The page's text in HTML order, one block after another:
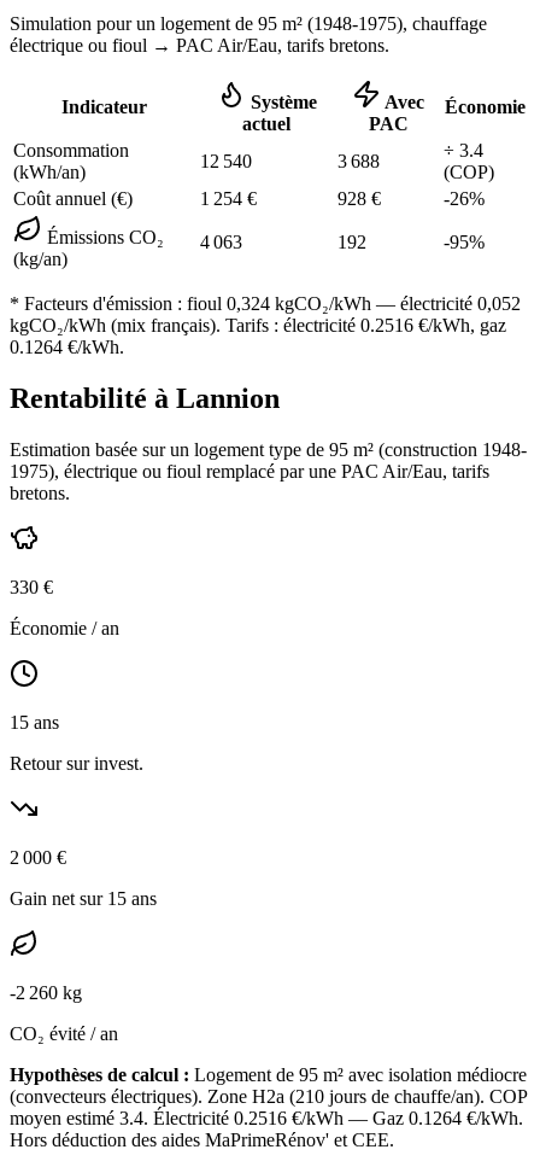
Simulation pour un logement de 95 m² (1948-1975), chauffage
électrique ou fioul → PAC Air/Eau, tarifs bretons.
Indicateur
Système
actuel
Avec
PAC
Économie
Consommation
(kWh/an)
12 540 3 688
÷ 3.4
(COP)
Coût annuel (€)
1 254 € 928 € -26%
Émissions CO₂
(kg/an)
4 063 192 -95%
* Facteurs d'émission : fioul 0,324 kgCO₂/kWh — électricité 0,052
kgCO₂/kWh (mix français). Tarifs : électricité 0.2516 €/kWh, gaz
0.1264 €/kWh.
Rentabilité à Lannion
Estimation basée sur un logement type de 95 m² (construction 1948-
1975), électrique ou fioul remplacé par une PAC Air/Eau, tarifs
bretons.
330 €
Économie / an
15 ans
Retour sur invest.
2 000 €
Gain net sur 15 ans
-2 260 kg
CO₂ évité / an
Hypothèses de calcul : Logement de 95 m² avec isolation médiocre
(convecteurs électriques). Zone H2a (210 jours de chauffe/an). COP
moyen estimé 3.4. Électricité 0.2516 €/kWh — Gaz 0.1264 €/kWh.
Hors déduction des aides MaPrimeRénov' et CEE.